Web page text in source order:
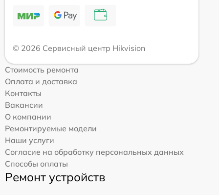
© 2026 Сервисный центр Hikvision
Стоимость ремонта
Оплата и доставка
Контакты
Вакансии
О компании
Ремонтируемые модели
Наши услуги
Согласие на обработку персональных данных
Способы оплаты
Ремонт устройств